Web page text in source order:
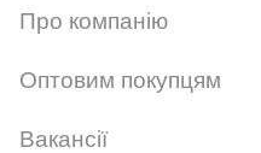
Про компанію
Оптовим покупцям
Вакансії